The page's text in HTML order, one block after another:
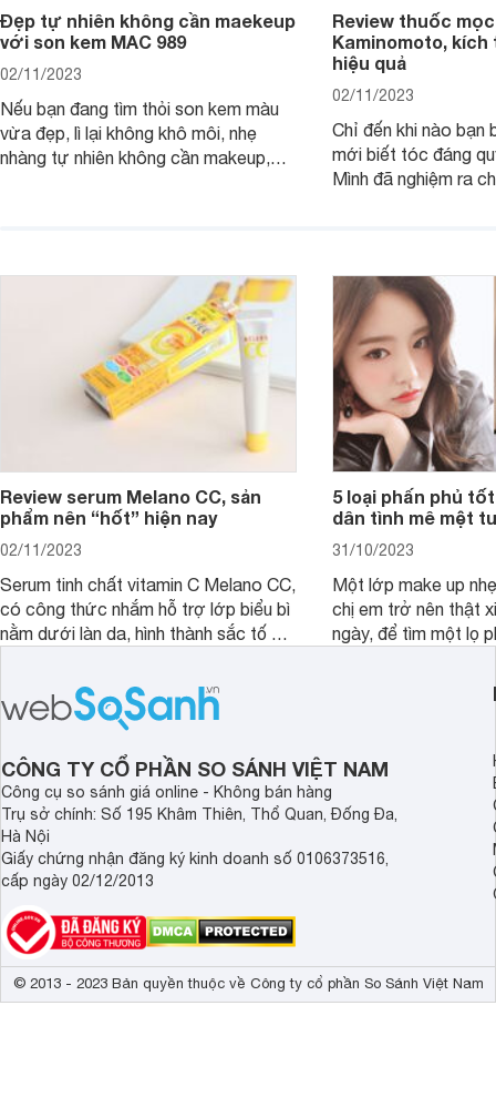
Đẹp tự nhiên không cần maekeup
với son kem MAC 989
02/11/2023
Nếu bạn đang tìm thỏi son kem màu
vừa đẹp, lì lại không khô môi, nhẹ
nhàng tự nhiên không cần makeup,
Review thuốc
Kaminomoto,
hiệu quả
02/11/2023
Chỉ đến khi nào bạn
mới biết tóc đáng
Mình đã nghiệm ra
gội, xả, trang bị cả
mà vẫn chưa cải
Review serum Melano CC, sản
phẩm nên “hốt” hiện nay
02/11/2023
Serum tinh chất vitamin C Melano CC,
có công thức nhắm hỗ trợ lớp biểu bì
nằm dưới làn da, hình thành sắc tố da,
5 loại phấn phủ
dân tình mê mệt
31/10/2023
Một lớp make up
chị em trở nên thật
ngày, để tìm một lọ
ngày dài cần đọc
CÔNG TY CỔ PHẦN SO SÁNH VIỆT NAM
Công cụ so sánh giá online - Không bán hàng
Trụ sở chính: Số 195 Khâm Thiên, Thổ Quan, Đống Đa,
Hà Nội
Giấy chứng nhận đăng ký kinh doanh số 0106373516,
cấp ngày 02/12/2013
© 2013 - 2023 Bản quyền thuộc về Công ty cổ phần So Sánh Việt Nam